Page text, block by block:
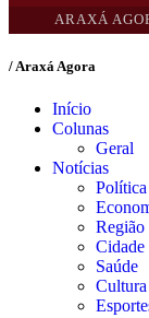
ARAXÁ
/ Araxá Agora
Início
Colunas
Geral
Notícias
Política
Região
Cidade
Saúde
Cultura